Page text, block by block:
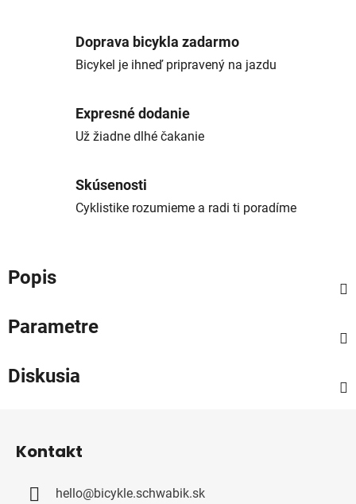
Doprava bicykla zadarmo
Bicykel je ihneď pripravený na jazdu
Expresné dodanie
Už žiadne dlhé čakanie
Skúsenosti
Cyklistike rozumieme a radi ti poradíme
Popis
Parametre
Diskusia
Kontakt
hello@bicykle.schwabik.sk